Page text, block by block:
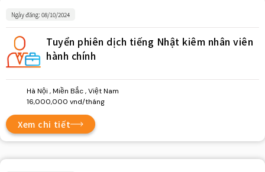
Tuyển phiên dịch tiếng Nhật kiêm nhân viên
hành chính
Hà Nội , Miền Bắc , Việt Nam
16,000,000 vnd/tháng
Ngày đăng: 08/10/2024
Xem chi tiết